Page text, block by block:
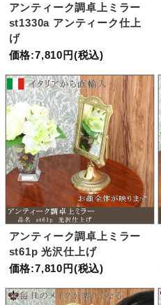
アンティーク調卓上ミラー
st1330a アンティーク仕上
げ
価格:7,810円(税込)
アンティーク調卓上ミラー
st61p 光沢仕上げ
価格:7,810円(税込)